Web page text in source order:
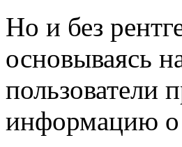
Но и без
основываясь
пользователи
информацию о